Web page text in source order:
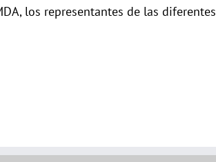
los representantes de las diferentes